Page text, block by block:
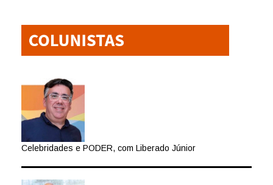
Celebridades e PODER, com Liberado Júnior